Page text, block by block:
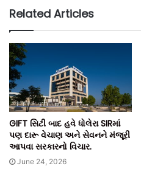
Related Articles
GIFT સિટી બાદ હવે ધોલેરા SIRમાં
પણ દારૂ વેચાણ અને સેવનને મંજૂરી
આપવા સરકારનો વિચાર.
June 24, 2026